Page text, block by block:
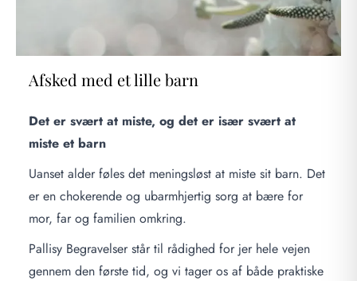
Afsked med et lille barn
Det er svært at miste, og det er især svært at
miste et barn
Uanset alder føles det meningsløst at miste sit barn. Det
er en chokerende og ubarmhjertig sorg at bære for
mor, far og familien omkring.
Pallisy Begravelser står til rådighed for jer hele vejen
gennem den første tid, og vi tager os af både praktiske